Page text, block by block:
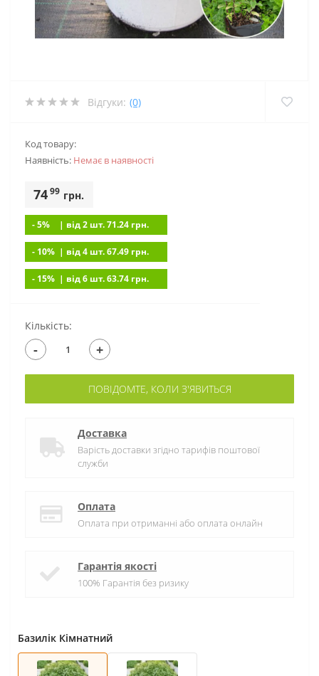
Відгуки: (0)
Код товару:
Наявність: Немає в наявностi
7499 грн.
- 5% | вiд 2 шт. 71.24 грн.
- 10% | вiд 4 шт. 67.49 грн.
- 15% | вiд 6 шт. 63.74 грн.
Кількість:
- +
ПОВІДОМТЕ, КОЛИ З'ЯВИТЬСЯ
Доставка
Варість доставки згідно тарифів поштової
служби
Оплата
Оплата при отриманні або оплата онлайн
Гарантія якості
100% Гарантія без ризику
Базилік Кімнатний